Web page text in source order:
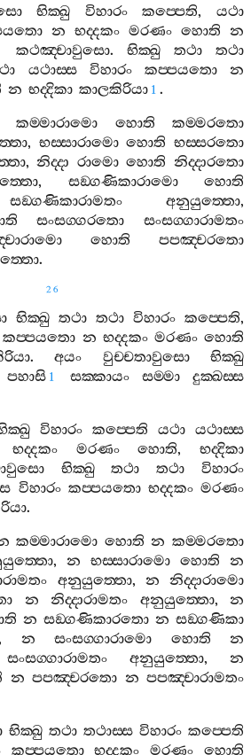
භික‍්ඛු විහාරං කප‍්පෙති, යථා
න භද‍්දකං මරණං හොති න
කථඤ‍්චාවුසො. භික‍්ඛු තථා
තථා
යථාස‍්ස විහාරං කප‍්පයතො
න
න භද‍්දිකා කාලකිරියා 1 .
කම‍්මාරාමො හොති
කම‍්මරතො
, භස‍්සාරාමො හොති භස‍්සරතො
,නිද‍්දා රාමො හොති නිද‍්දාරතො
, සඞ‍්ගණිකාරාමො
හොති
සඞ‍්ගණිකාරාමතං අනුයුත‍්තො,
සංසග‍්ගරතො
සංසග‍්ගාරාමතං
හොති
පපඤ‍්චරතො
.
26
භික‍්ඛු තථා තථා විහාරං කප‍්පෙති,
කප‍්පයතො න භද‍්දකං මරණං හොති
.අයං වුච‍්චතාවුසො
භික‍්ඛු
පහාසි 1 සක‍්කායං සම‍්මා
දුක‍්ඛස‍්ස
විහාරං කප‍්පෙති යථා යථාස‍්ස
භද‍්දකං මරණං හොති,භද‍්දිකා
භික‍්ඛු තථා තථා
විහාරං
විහාරං කප‍්පයතො භද‍්දකං මරණං
.
කම‍්මාරාමො හොති න කම‍්මරතො
, න භස‍්සාරාමො හොති
න
අනුයුත‍්තො, න
නිද‍්දාරාමො
න නිද‍්දාරාමතං අනුයුත‍්තො, න
න සඞ‍්ගණිකාරතො න සඞ‍්ගණිකා
න සංසග‍්ගාරාමො හොති
න
සංසග‍්ගාරාමතං අනුයුත‍්තො, න
න පපඤ‍්චරතො න පපඤ‍්චාරාමතං
භික‍්ඛු තථා තථාස‍්ස විහාරං කප‍්පෙති
කප‍්පයතො භද‍්දකං මරණං
හොති